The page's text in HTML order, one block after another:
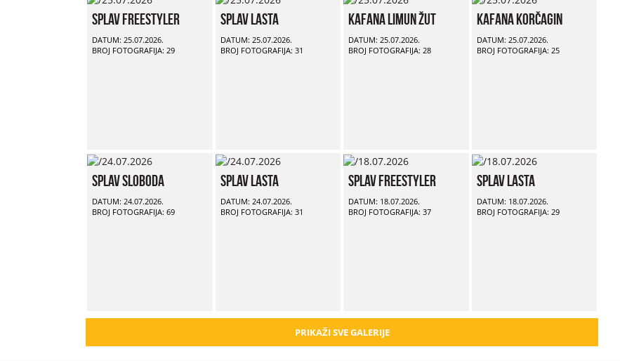
Splav Freestyler
DATUM: 25.07.2026.
BROJ FOTOGRAFIJA: 29
Splav Lasta
DATUM: 25.07.2026.
BROJ FOTOGRAFIJA: 31
Kafana Limun Žut
DATUM: 25.07.2026.
BROJ FOTOGRAFIJA: 28
Kafana Korčagin
DATUM: 25.07.2026.
BROJ FOTOGRAFIJA: 25
Splav Sloboda
DATUM: 24.07.2026.
BROJ FOTOGRAFIJA: 69
Splav Lasta
DATUM: 24.07.2026.
BROJ FOTOGRAFIJA: 31
Splav Freestyler
DATUM: 18.07.2026.
BROJ FOTOGRAFIJA: 37
Splav Lasta
DATUM: 18.07.2026.
BROJ FOTOGRAFIJA: 29
PRIKAŽI SVE GALERIJE